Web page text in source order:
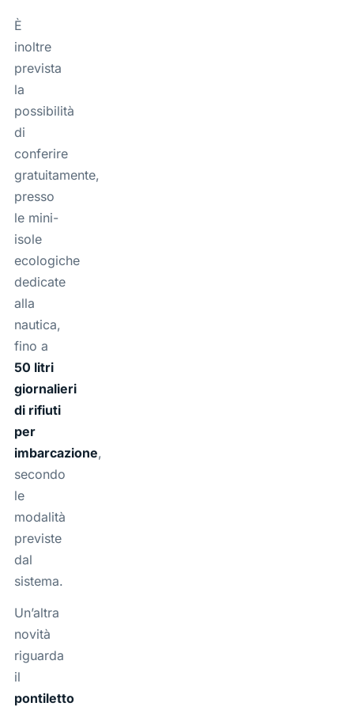
È
inoltre
prevista
la
possibilità
di
conferire
gratuitamente,
presso
le mini-
isole
ecologiche
dedicate
alla
nautica,
fino a
50 litri
giornalieri
di rifiuti
per
imbarcazione,
secondo
le
modalità
previste
dal
sistema.
Un’altra
novità
riguarda
il
pontiletto